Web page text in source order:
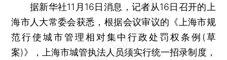
据新华社11月16日消息，记者从16日召开的上
海市人大常委会获悉，根据会议审议的《上海市规
范行使城市管理相对集中行政处罚权条例(草
案)》，上海市城管执法人员须实行统一招录制度，